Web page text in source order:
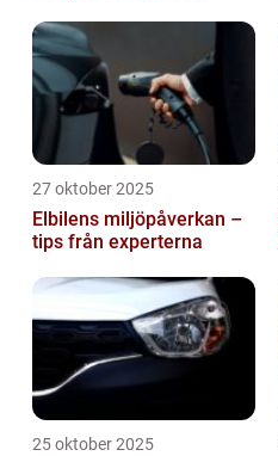
27 oktober 2025
Elbilens miljöpåverkan –
tips från experterna
25 oktober 2025